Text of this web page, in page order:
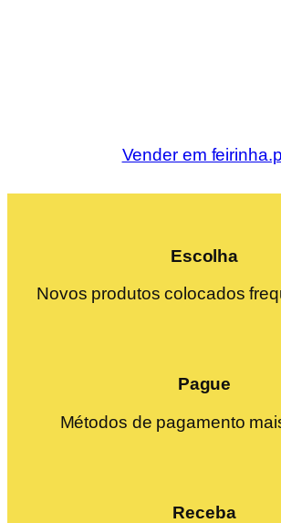
Vender em
Escolha
Novos produtos colocados
Pague
Métodos de pagamento
Receba